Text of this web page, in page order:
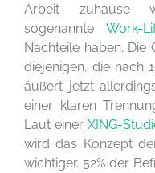
Arbeit zuhause
sogenannte Work-
Nachteile haben. Die
diejenigen, die nach
äußert jetzt
einer klaren
Laut einer XING-
wird das Konzept
wichtiger. 52% der